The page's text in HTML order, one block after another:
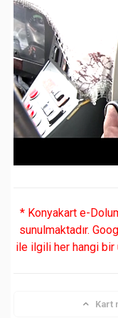
* Konyakart e-
sunulmaktadır.
ile ilgili her hangi bir
Kart